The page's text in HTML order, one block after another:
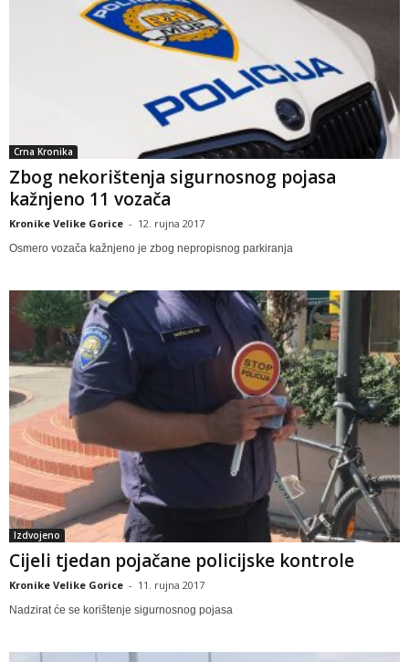
Crna Kronika
Zbog nekorištenja sigurnosnog pojasa
kažnjeno 11 vozača
Kronike Velike Gorice - 12. rujna 2017
Osmero vozača kažnjeno je zbog nepropisnog parkiranja
Izdvojeno
Cijeli tjedan pojačane policijske kontrole
Kronike Velike Gorice - 11. rujna 2017
Nadzirat će se korištenje sigurnosnog pojasa